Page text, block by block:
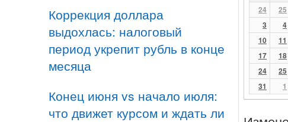
Коррекция доллара
выдохлась: налоговый
период укрепит рубль в конце
месяца
Конец июня vs начало июля:
что движет курсом и ждать ли
24
25
3
4
10
11
17
18
24
25
31
1